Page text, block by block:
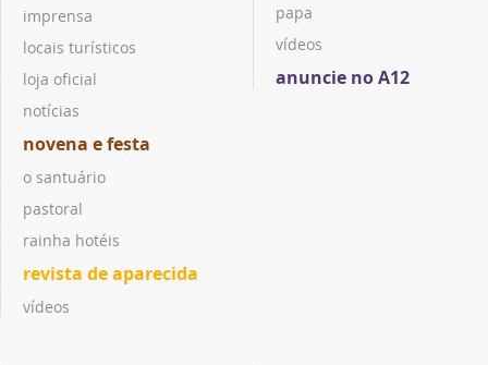
imprensa
locais turísticos
loja oficial
notícias
novena e festa
o santuário
pastoral
rainha hotéis
revista de aparecida
vídeos
papa
vídeos
anuncie no A12